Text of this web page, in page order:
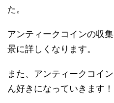
た。
アンティークコインの収
景に詳しくなります。
また、アンティークコイ
ん好きになっていきます！